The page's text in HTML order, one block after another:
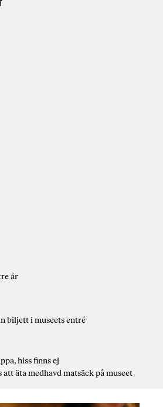
år
biljett i museets entré
hiss finns ej
äta medhavd matsäck på museet